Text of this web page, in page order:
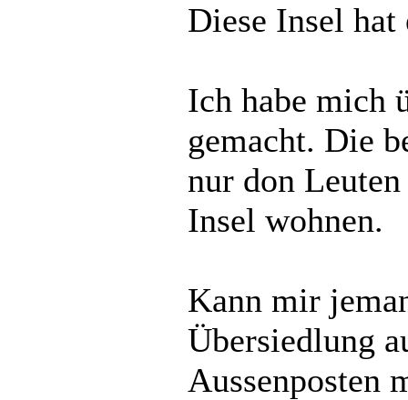
Diese Insel hat
Ich habe mich
gemacht. Die
nur don
Insel wohnen.
Kann mir
Übersiedlung
Aussenposten